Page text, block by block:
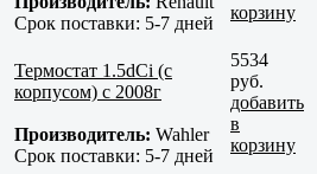
Срок поставки: 5-7 дней
корзину
Термостат 1.5dCi (с
корпусом) c 2008г
Производитель: Wahler
Срок поставки: 5-7 дней
5534
руб.
добавить
в
корзину